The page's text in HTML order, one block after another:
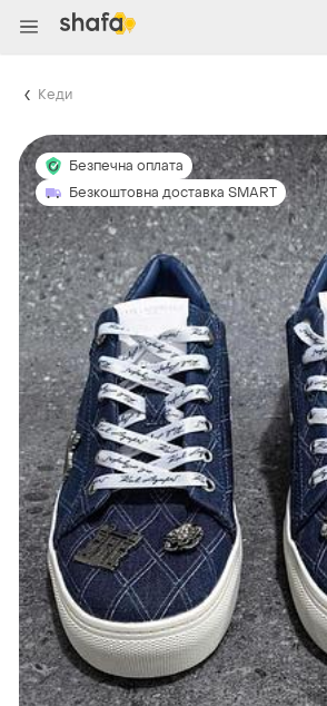
Кеди
Безпечна оплата
Безкоштовна доставка SMART